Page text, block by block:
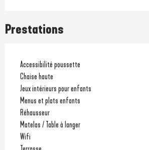
Prestations
Accessibilité poussette
Chaise haute
Jeux intérieurs pour enfants
Menus et plats enfants
Réhausseur
Matelas / Table à langer
Wifi